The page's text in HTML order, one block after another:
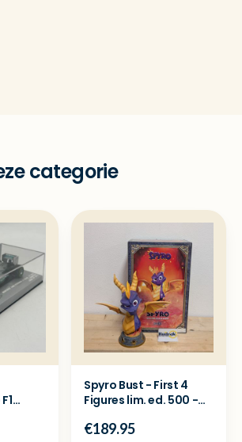
categorie
Spyro Bust - First 4
Figures lim. ed. 500 -
€189.95